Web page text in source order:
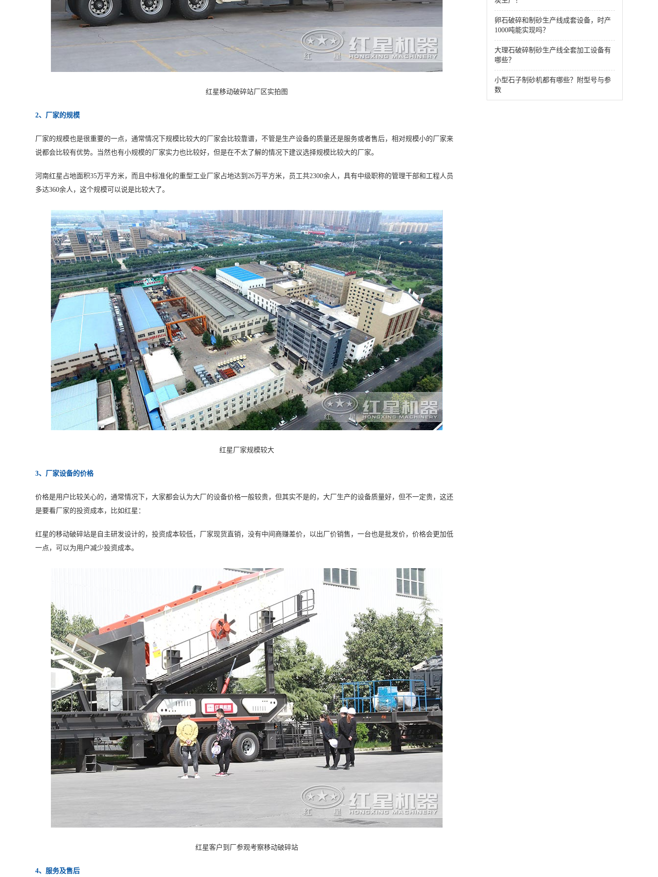
红星移动破碎站厂区实拍图
2、厂家的规模
厂家的规模也是很重要的一点，通常情况下规模比较大的厂家会比较靠谱，不管是生产设备的质量还是服务或者售后，相对规模小的厂家来
说都会比较有优势。当然也有小规模的厂家实力也比较好，但是在不太了解的情况下建议选择规模比较大的厂家。
河南红星占地面积35万平方米，而且中标准化的重型工业厂家占地达到26万平方米，员工共2300余人，具有中级职称的管理干部和工程人员
多达360余人，这个规模可以说是比较大了。
红星厂家规模较大
3、厂家设备的价格
价格是用户比较关心的，通常情况下，大家都会认为大厂的设备价格一般较贵，但其实不是的，大厂生产的设备质量好，但不一定贵，这还
是要看厂家的投资成本，比如红星：
红星的移动破碎站是自主研发设计的，投资成本较低，厂家现货直销，没有中间商赚差价，以出厂价销售，一台也是批发价，价格会更加低
一点，可以为用户减少投资成本。
红星客户到厂参观考察移动破碎站
4、服务及售后
卵石破碎和制砂生产线成套设备，时产
1000吨能实现吗？
大理石破碎制砂生产线全套加工设备有
哪些？
小型石子制砂机都有哪些？附型号与参
数